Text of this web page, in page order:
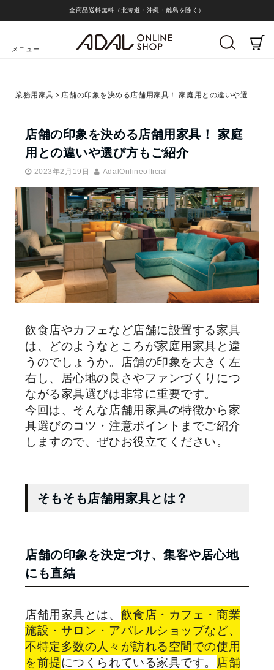
全商品送料無料（北海道・沖縄・離島を除く）
メニュー
業務用家具 店舗の印象を決める店舗用家具！ 家庭用との違いや選び方もご紹介
店舗の印象を決める店舗用家具！ 家庭
用との違いや選び方もご紹介
2023年2月19日 AdalOnlineofficial
飲食店やカフェなど店舗に設置する家具
は、どのようなところが家庭用家具と違
うのでしょうか。店舗の印象を大きく左
右し、居心地の良さやファンづくりにつ
ながる家具選びは非常に重要です。
今回は、そんな店舗用家具の特徴から家
具選びのコツ・注意ポイントまでご紹介
しますので、ぜひお役立てください。
そもそも店舗用家具とは？
店舗の印象を決定づけ、集客や居心地
にも直結
店舗用家具とは、 飲食店・カフェ・商業
施設・サロン・アパレルショップなど、
不特定多数の人々が訪れる空間での使用
を前提につくられている家具です。 店舗